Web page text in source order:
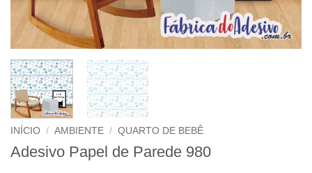
INÍCIO / AMBIENTE / QUARTO DE BEBÊ
Adesivo Papel de Parede 980